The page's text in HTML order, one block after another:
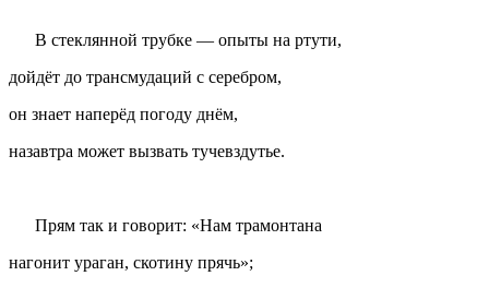
В стеклянной трубке — опыты на ртути,
дойдёт до трансмудаций с серебром,
он знает наперёд погоду днём,
назавтра может вызвать тучевздутье.
Прям так и говорит: «Нам трамонтана
нагонит ураган, скотину прячь»;